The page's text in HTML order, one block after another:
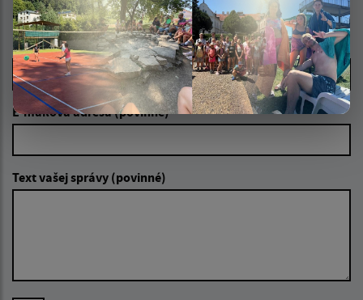
Napíšte nám:
Meno (povinné)
E-mailová adresa (povinné)
Text vašej správy (povinné)